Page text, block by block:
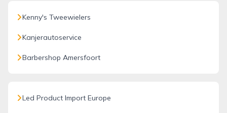
Kenny's Tweewielers
Kanjerautoservice
Barbershop Amersfoort
Led Product Import Europe